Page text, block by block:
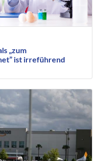
„zum
ist irreführend